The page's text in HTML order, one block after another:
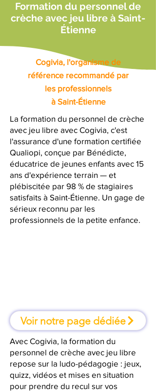
Formation du personnel de
crèche avec jeu libre à Saint-
Étienne
Cogivia, l'organisme de
référence recommandé par
les professionnels
à Saint-Étienne
La formation du personnel de crèche
avec jeu libre avec Cogivia, c'est
l'assurance d'une formation certifiée
Qualiopi, conçue par Bénédicte,
éducatrice de jeunes enfants avec 15
ans d'expérience terrain — et
plébiscitée par 98 % de stagiaires
satisfaits à Saint-Étienne. Un gage de
sérieux reconnu par les
professionnels de la petite enfance.
Voir notre page dédiée
Avec Cogivia, la formation du
personnel de crèche avec jeu libre
repose sur la ludo-pédagogie : jeux,
quizz, vidéos et mises en situation
pour prendre du recul sur vos